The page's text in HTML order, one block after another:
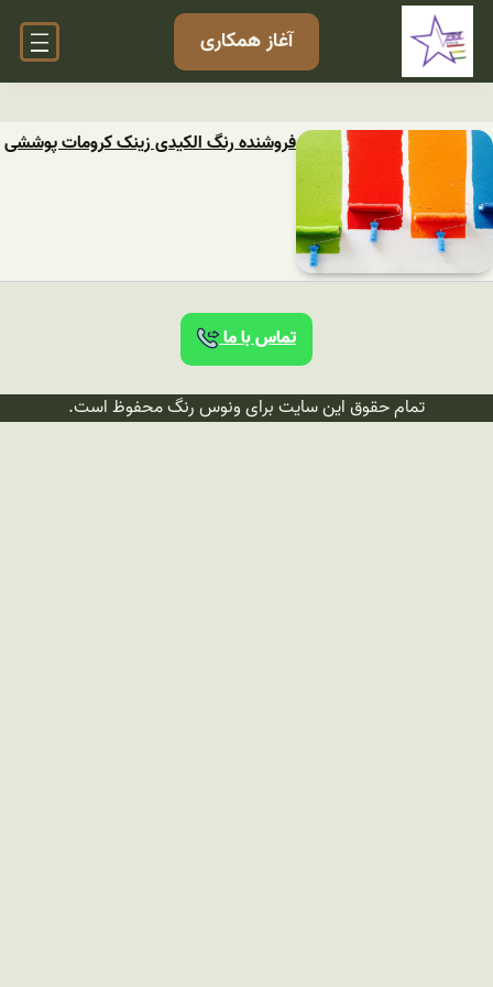
آغاز همکاری
فروشنده رنگ الکیدی زینک کرومات پوششی
تماس با ما
تمام حقوق این سایت برای ونوس رنگ محفوظ است.